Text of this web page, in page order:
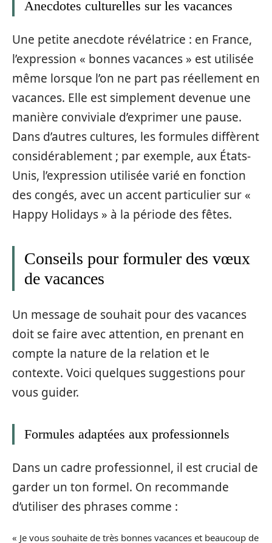
Anecdotes culturelles sur les vacances
Une petite anecdote révélatrice : en France,
l’expression « bonnes vacances » est utilisée
même lorsque l’on ne part pas réellement en
vacances. Elle est simplement devenue une
manière conviviale d’exprimer une pause.
Dans d’autres cultures, les formules diffèrent
considérablement ; par exemple, aux États-
Unis, l’expression utilisée varié en fonction
des congés, avec un accent particulier sur «
Happy Holidays » à la période des fêtes.
Conseils pour formuler des vœux
de vacances
Un message de souhait pour des vacances
doit se faire avec attention, en prenant en
compte la nature de la relation et le
contexte. Voici quelques suggestions pour
vous guider.
Formules adaptées aux professionnels
Dans un cadre professionnel, il est crucial de
garder un ton formel. On recommande
d’utiliser des phrases comme :
« Je vous souhaite de très bonnes vacances et beaucoup de